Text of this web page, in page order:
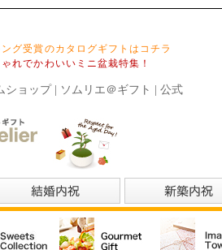
グ受賞のカタログギフトはコチラ
れでかわいいミニ盆栽特集！
ショップ | ソムリエ＠ギフト | 公式